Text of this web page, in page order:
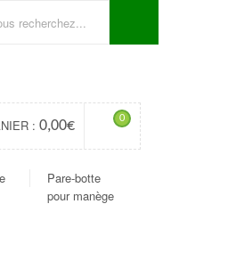
: 0,00€ 0
Pare-botte
pour manège